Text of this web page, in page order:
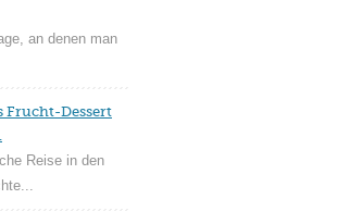
an denen man
Frucht-Dessert
Reise in den